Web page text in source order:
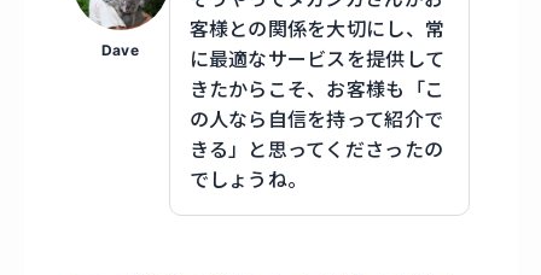
Dave
客様との関係を大切にし、常
に最適なサービスを提供して
きたからこそ、お客様も「こ
の人なら自信を持って紹介で
きる」と思ってくださったの
でしょうね。